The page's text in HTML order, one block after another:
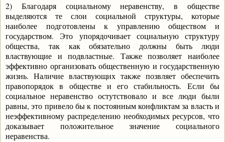
2) Благодаря социальному неравенству, в обществе
выделяются те слои социальной структуры, которые
наиболее подготовлены к управлению обществом и
государством. Это упорядочивает социальную структуру
общества, так как обязательно должны быть люди
властвующие и подвластные. Также позволяет наиболее
эффективно организовать общественную и государственную
жизнь. Наличие властвующих также позвляет обеспечить
правопорядок в обществе и его стабильность. Если бы
социальное неравенство остутствовало и все люди были
равны, это привело бы к постоянным конфликтам за власть и
неэффективному распределению необходимых ресурсов, что
доказывает положительное значение социального
неравенства.